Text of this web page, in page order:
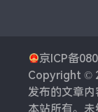
京ICP备
Copyright ©
发布的文章
本站所有。